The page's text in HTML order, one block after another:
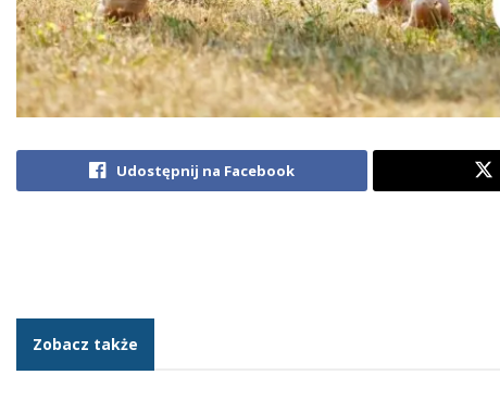
Udostępnij na Facebook
Zobacz także